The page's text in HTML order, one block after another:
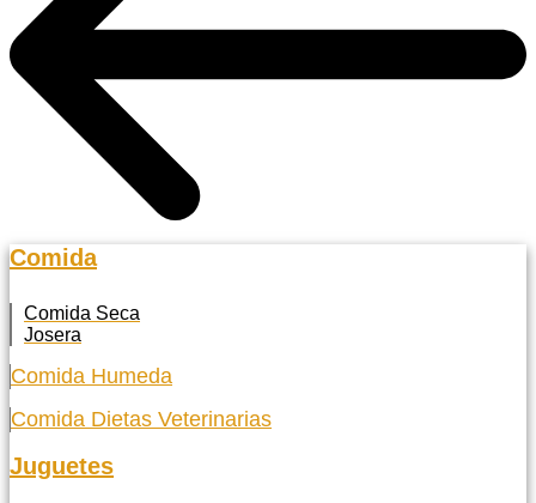
Comida
Comida Seca
Josera
Comida Humeda
Comida Dietas Veterinarias
Juguetes